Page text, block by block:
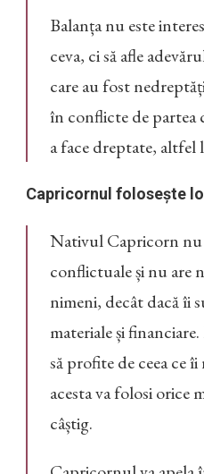
Balanța nu este
ceva, ci să afle
care au fost
în conflicte de partea
a face dreptate, altfel
Capricornul folosește
Nativul Capricorn nu
conflictuale și nu are
nimeni, decât dacă îi
materiale și
să profite de ceea ce
acesta va folosi orice
câștig.